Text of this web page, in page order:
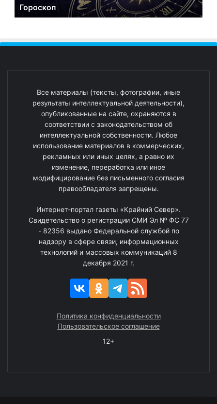
Гороскоп
Все материалы (тексты, фотографии, иные
результаты интеллектуальной деятельности),
опубликованные на сайте, охраняются в
соответствии с законодательством об
интеллектуальной собственности. Любое
использование материалов в коммерческих,
рекламных или иных целях, а равно их
изменение, переработка или иное
модифицирование без письменного согласия
правообладателя запрещены.
Интернет-портал газеты «Крайний Север».
Свидетельство о регистрации СМИ Эл № ФС 77
- 82356 выдано Федеральной службой по
надзору в сфере связи, информационных
технологий и массовых коммуникаций 8
декабря 2021 г.
Политика конфиденциальности
Пользовательское соглашение
12+